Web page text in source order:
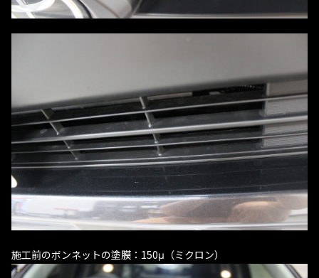
施工前のボンネットの塗膜：150μ（ミクロン）